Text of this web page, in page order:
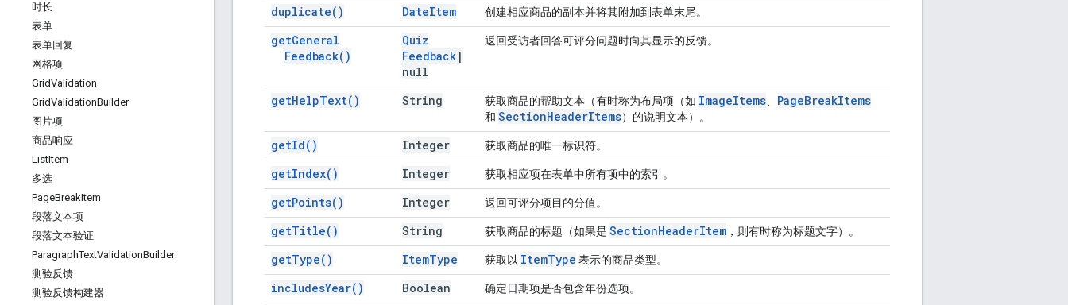
时长
表单
表单回复
网格项
GridValidation
GridValidationBuilder
图片项
商品响应
ListItem
多选
PageBreakItem
段落文本项
段落文本验证
ParagraphTextValidationBuilder
测验反馈
测验反馈构建器
duplicate( ) DateItem 创建相应商品的副本并将其附加到表单末尾。
getGeneral
Feedback( )
Quiz
Feedback |
null
返回受访者回答可评分问题时向其显示的反馈。
getHelpText( ) String 获取商品的帮助文本（有时称为布局项（如 ImageItems PageBreakItems
和 SectionHeaderItems）的说明文本）。
getId( ) Integer 获取商品的唯一标识符。
getIndex( ) Integer 获取相应项在表单中所有项中的索引。
getPoints( ) Integer 返回可评分项目的分值。
getTitle( ) String 获取商品的标题（如果是 SectionHeaderItem ，则有时称为标题文字）。
getType( ) ItemType 获取以 ItemType 表示的商品类型。
includesYear( ) Boolean 确定日期项是否包含年份选项。